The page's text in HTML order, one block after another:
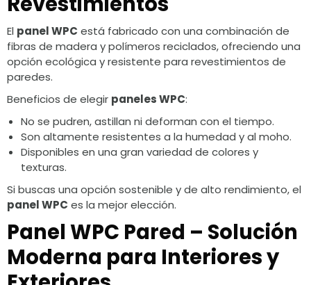
El panel WPC está fabricado con una combinación de
fibras de madera y polímeros reciclados, ofreciendo una
opción ecológica y resistente para revestimientos de
paredes.
Beneficios de elegir paneles WPC:
No se pudren, astillan ni deforman con el tiempo.
Son altamente resistentes a la humedad y al moho.
Disponibles en una gran variedad de colores y
texturas.
Si buscas una opción sostenible y de alto rendimiento, el
panel WPC es la mejor elección.
Panel WPC Pared – Solución
Moderna para Interiores y